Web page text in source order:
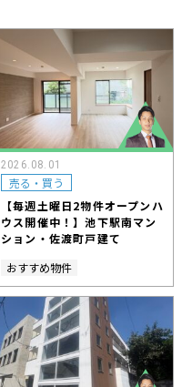
2026.08.01
売る・買う
【毎週土曜日2物件オープンハ
ウス開催中！】池下駅南マン
ション・佐渡町戸建て
おすすめ物件